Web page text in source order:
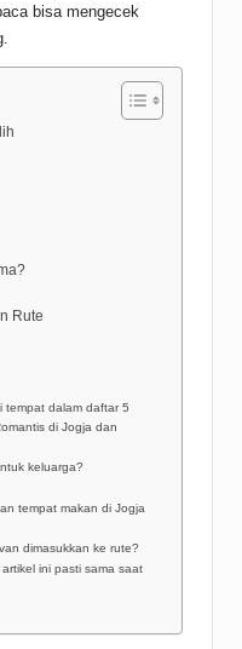
bisa mengecek
Rute
tempat dalam daftar 5
di Jogja dan
keluarga?
tempat makan di Jogja
dimasukkan ke rute?
ini pasti sama saat